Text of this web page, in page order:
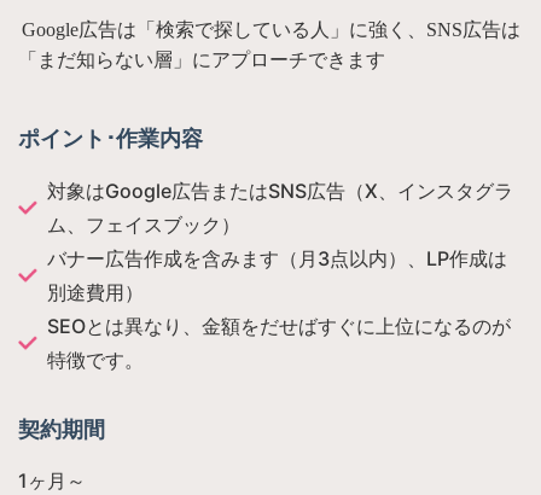
Google広告は「検索で探している人」に強く、SNS広告は
「まだ知らない層」にアプローチできます
ポイント･作業内容
対象はGoogle広告またはSNS広告（X、インスタグラ
ム、フェイスブック）
バナー広告作成を含みます（月3点以内）、LP作成は
別途費用）
SEOとは異なり、金額をだせばすぐに上位になるのが
特徴です。
契約期間
1ヶ月～